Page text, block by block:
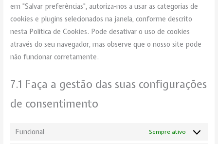
em "Salvar preferências", autoriza-nos a usar as categorias de
cookies e plugins selecionados na janela, conforme descrito
nesta Política de Cookies. Pode desativar o uso de cookies
através do seu navegador, mas observe que o nosso site pode
não funcionar corretamente.
7.1 Faça a gestão das suas configurações
de consentimento
Funcional Sempre ativo